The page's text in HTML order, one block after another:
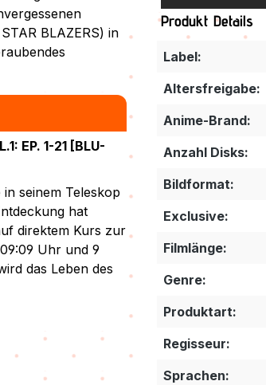
BLAZERS) in
EP. 1-21 [BLU-
seinem Teleskop
hat
direktem Kurs zur
Uhr und 9
das Leben des
Produkt Details
Label:
Altersfreigabe:
Anime-Brand:
Anzahl Disks:
Bildformat:
Exclusive:
Filmlänge:
Genre:
Produktart:
Regisseur:
Sprachen: